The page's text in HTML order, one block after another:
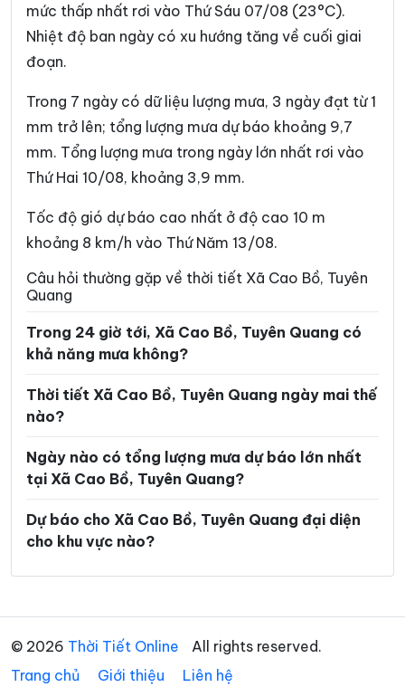
Xã Hồng Thái Xã Hùng An
Xã Hùng Đức
Xã Khâu Vai Xã Khuôn Lùng
Xã Kiên Đài Xã Kiến Thiết
Xã Kim Bình Xã Lâm Bình
Xã Linh Hồ Xã Lực Hành
Xã Lũng Cú Xã Lũng Phìn
Xã Lùng Tám
Xã Mèo Vạc Xã Minh Ngọc
Xã Minh Quang Xã Minh Sơn
Xã Minh Tân
Xã Nậm Dịch Xã Nghĩa Thuận
Xã Ngọc Đường Xã Ngọc Long
Xã Nhữ Khê
Xã Pờ Ly Ngài
mức thấp nhất rơi vào Thứ Sáu 07/08 (23°C).
Nhiệt độ ban ngày có xu hướng tăng về cuối giai
đoạn.
Trong 7 ngày có dữ liệu lượng mưa, 3 ngày đạt từ 1
mm trở lên; tổng lượng mưa dự báo khoảng 9,7
mm. Tổng lượng mưa trong ngày lớn nhất rơi vào
Thứ Hai 10/08, khoảng 3,9 mm.
Tốc độ gió dự báo cao nhất ở độ cao 10 m
khoảng 8 km/h vào Thứ Năm 13/08.
Câu hỏi thường gặp về thời tiết Xã Cao Bồ, Tuyên
Quang
Trong 24 giờ tới, Xã Cao Bồ, Tuyên Quang có
khả năng mưa không?
Thời tiết Xã Cao Bồ, Tuyên Quang ngày mai thế
nào?
Ngày nào có tổng lượng mưa dự báo lớn nhất
tại Xã Cao Bồ, Tuyên Quang?
Dự báo cho Xã Cao Bồ, Tuyên Quang đại diện
cho khu vực nào?
© 2026 Thời Tiết Online
All rights reserved.
Trang chủ
Giới thiệu Liên hệ